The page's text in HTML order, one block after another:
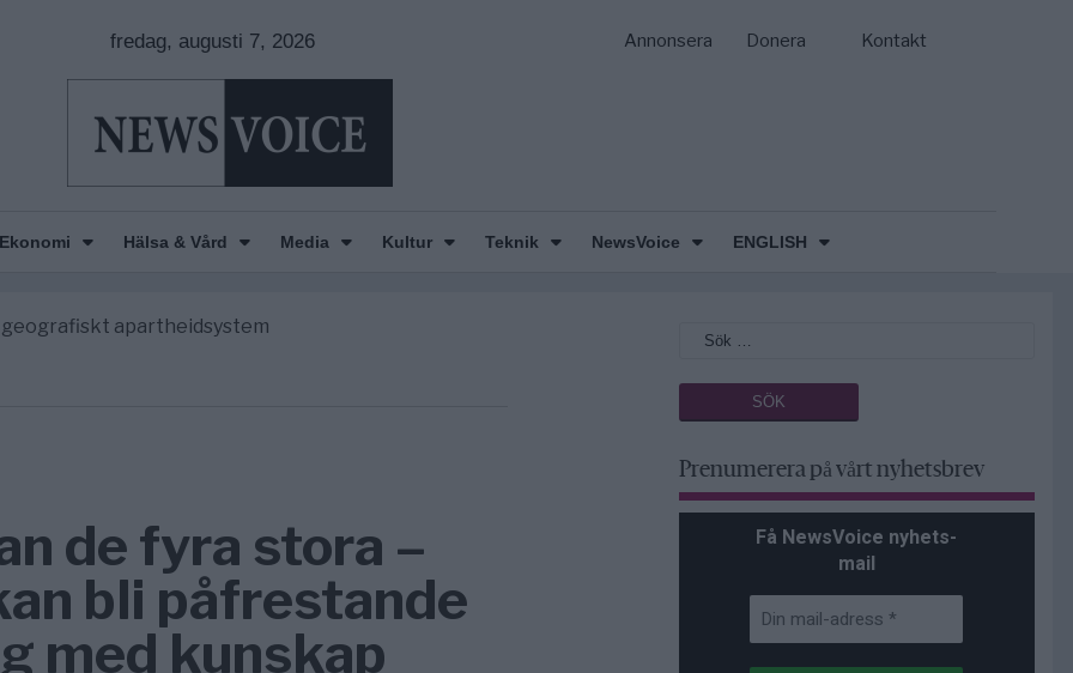
fredag, augusti 7, 2026 Annonsera Donera Kontakt
Ekonomi Hälsa & Vård Media Kultur Teknik NewsVoice ENGLISH
America” – Finally
geografiskt apartheidsystem
de fyra stora –
bli påfrestande
med kunskap
Prenumerera på vårt nyhetsbrev
Få NewsVoice nyhets-
mail